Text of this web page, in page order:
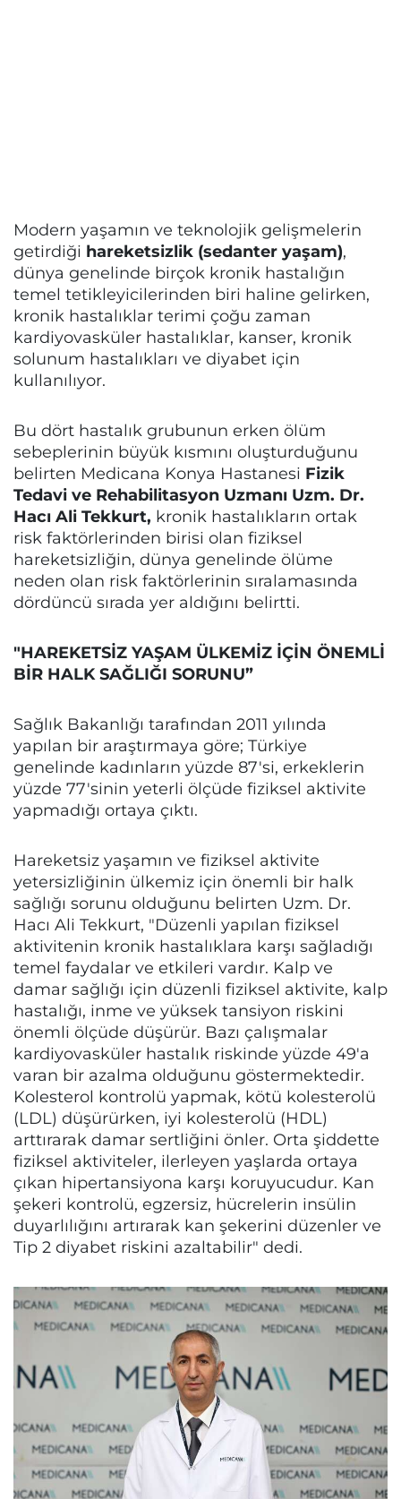
Modern yaşamın ve teknolojik gelişmelerin
getirdiği hareketsizlik (sedanter yaşam),
dünya genelinde birçok kronik hastalığın
temel tetikleyicilerinden biri haline gelirken,
kronik hastalıklar terimi çoğu zaman
kardiyovasküler hastalıklar, kanser, kronik
solunum hastalıkları ve diyabet için
kullanılıyor.
Bu dört hastalık grubunun erken ölüm
sebeplerinin büyük kısmını oluşturduğunu
belirten Medicana Konya Hastanesi Fizik
Tedavi ve Rehabilitasyon Uzmanı Uzm. Dr.
Hacı Ali Tekkurt, kronik hastalıkların ortak
risk faktörlerinden birisi olan fiziksel
hareketsizliğin, dünya genelinde ölüme
neden olan risk faktörlerinin sıralamasında
dördüncü sırada yer aldığını belirtti.
"HAREKETSİZ YAŞAM ÜLKEMİZ İÇİN ÖNEMLİ
BİR HALK SAĞLIĞI SORUNU”
Sağlık Bakanlığı tarafından 2011 yılında
yapılan bir araştırmaya göre; Türkiye
genelinde kadınların yüzde 87'si, erkeklerin
yüzde 77'sinin yeterli ölçüde fiziksel aktivite
yapmadığı ortaya çıktı.
Hareketsiz yaşamın ve fiziksel aktivite
yetersizliğinin ülkemiz için önemli bir halk
sağlığı sorunu olduğunu belirten Uzm. Dr.
Hacı Ali Tekkurt, "Düzenli yapılan fiziksel
aktivitenin kronik hastalıklara karşı sağladığı
temel faydalar ve etkileri vardır. Kalp ve
damar sağlığı için düzenli fiziksel aktivite, kalp
hastalığı, inme ve yüksek tansiyon riskini
önemli ölçüde düşürür. Bazı çalışmalar
kardiyovasküler hastalık riskinde yüzde 49'a
varan bir azalma olduğunu göstermektedir.
Kolesterol kontrolü yapmak, kötü kolesterolü
(LDL) düşürürken, iyi kolesterolü (HDL)
arttırarak damar sertliğini önler. Orta şiddette
fiziksel aktiviteler, ilerleyen yaşlarda ortaya
çıkan hipertansiyona karşı koruyucudur. Kan
şekeri kontrolü, egzersiz, hücrelerin insülin
duyarlılığını artırarak kan şekerini düzenler ve
Tip 2 diyabet riskini azaltabilir" dedi.